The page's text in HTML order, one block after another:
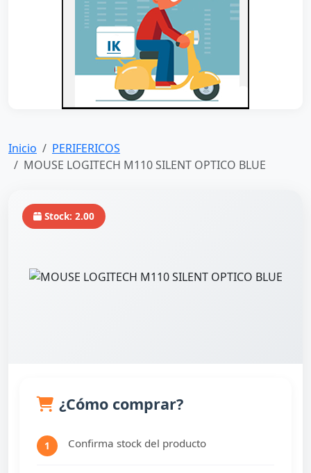
Inicio
PERIFERICOS
MOUSE LOGITECH M110 SILENT OPTICO BLUE
Stock: 2.00
¿Cómo comprar?
1 Confirma stock del producto